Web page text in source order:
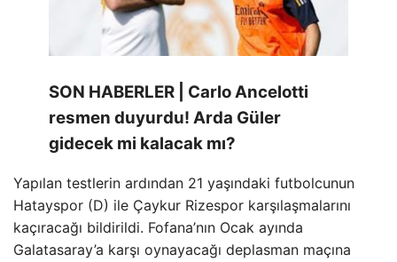
SON HABERLER | Carlo Ancelotti
resmen duyurdu! Arda Güler
gidecek mi kalacak mı?
Yapılan testlerin ardından 21 yaşındaki futbolcunun
Hatayspor (D) ile Çaykur Rizespor karşılaşmalarını
kaçıracağı bildirildi. Fofana’nın Ocak ayında
Galatasaray’a karşı oynayacağı deplasman maçına